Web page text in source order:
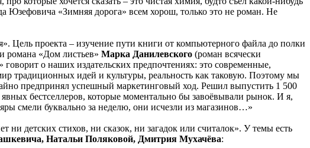
Юзефовича «Зимняя дорога» всем хорош, только это не роман. Не
Цель проекта – изучение пути книги от компьютерного файла до полки
романа «Дом листьев» Марка Данилевского (роман всячески
говорит о наших издательских предпочтениях: это современные,
традиционных идей и культуры, реальность как таковую. Поэтому мы
предпринял успешный маркетинговый ход. Решил выпустить 1 500
бестселлеров, которые моментально бы завоёвывали рынок. И я,
смели буквально за неделю, они исчезли из магазинов…»
детских стихов, ни сказок, ни загадок или считалок». У темы есть
Натальи Поляковой, Дмитрия Мухачёва: